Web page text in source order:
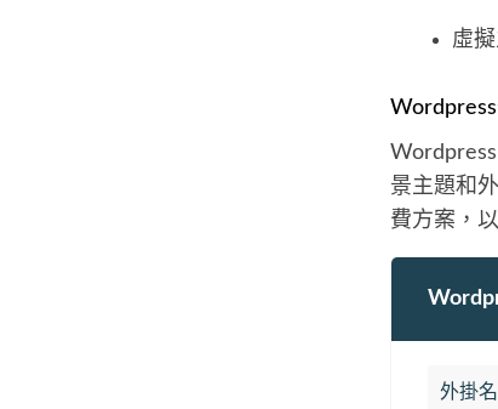
虛
景主題和
費方案，
外掛